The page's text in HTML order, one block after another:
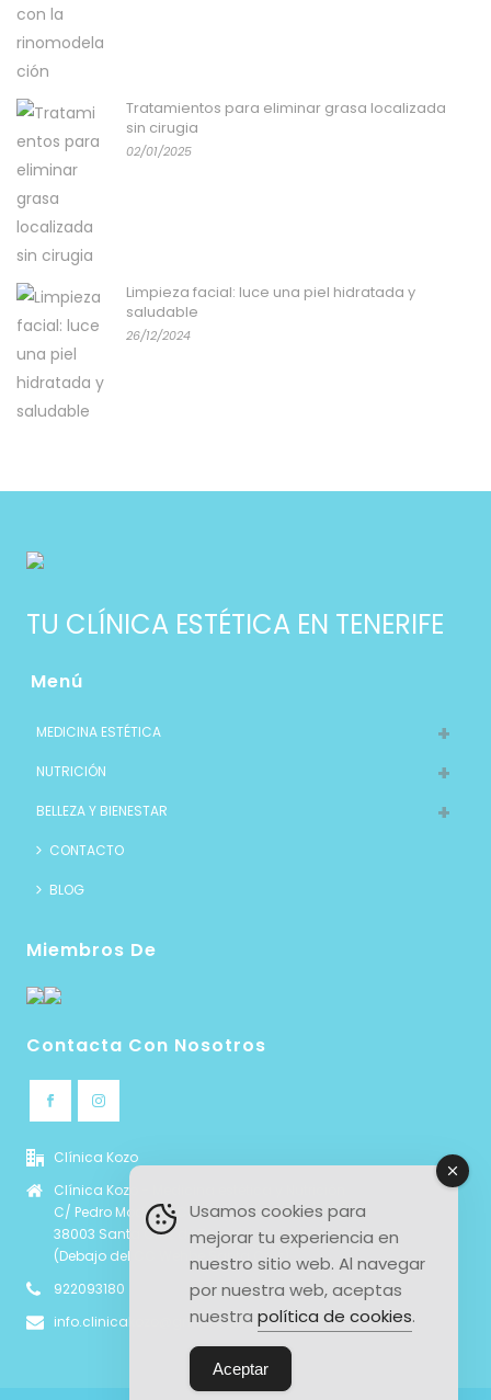
Tratamientos para eliminar grasa localizada
sin cirugia
02/01/2025
Limpieza facial: luce una piel hidratada y
saludable
26/12/2024
TU CLÍNICA ESTÉTICA EN TENERIFE
Menú
MEDICINA ESTÉTICA
NUTRICIÓN
BELLEZA Y BIENESTAR
CONTACTO
BLOG
Miembros De
Contacta Con Nosotros
Clínica Kozo
Clínica Kozo - Medicina estética y Nutrición
C/ Pedro Modesto Campos 6, local 4b
38003 Santa Cruz de Tenerife
(Debajo del CC Wehbe Santa Cruz)
922093180
info.clinicakozo@gmail.com
Usamos cookies para
mejorar tu experiencia en
nuestro sitio web. Al navegar
por nuestra web, aceptas
nuestra política de cookies.
Aceptar